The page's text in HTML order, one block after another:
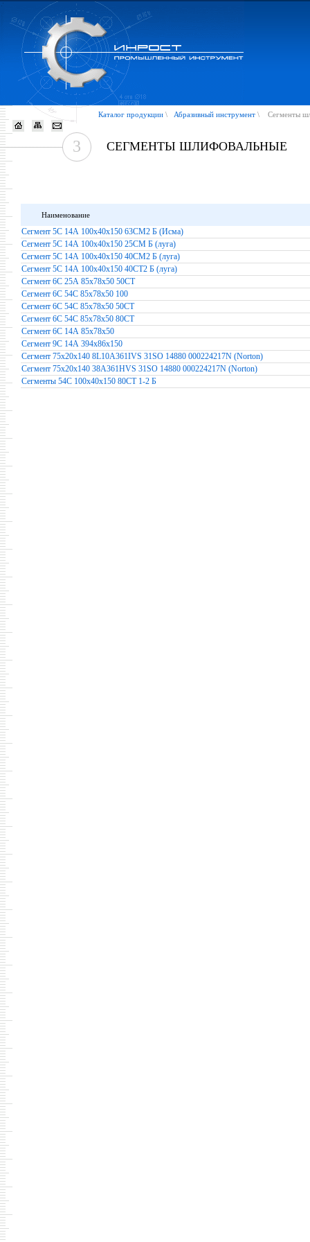
Каталог продукции \ Абразивный инструмент \ Сегменты
3 СЕГМЕНТЫ ШЛИФОВАЛЬНЫЕ
Наименование
Сегмент 5С 14А 100х40х150 63СМ2 Б (Исма)
Сегмент 5С 14А 100х40х150 25СМ Б (луга)
Сегмент 5С 14А 100х40х150 40СМ2 Б (луга)
Сегмент 5С 14А 100х40х150 40СТ2 Б (луга)
Сегмент 6С 25А 85х78х50 50СТ
Сегмент 6С 54С 85х78х50 100
Сегмент 6С 54С 85х78х50 50СТ
Сегмент 6С 54С 85х78х50 80СТ
Сегмент 6С 14А 85х78х50
Сегмент 9С 14А 394х86х150
Сегмент 75x20x140 8L10A361IVS 31SO 14880 000224217N (Norton)
Сегмент 75x20x140 38A361HVS 31SO 14880 000224217N (Norton)
Сегменты 54С 100х40х150 80СТ 1-2 Б